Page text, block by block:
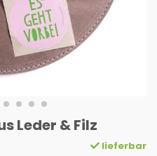
Leder & Filz
lieferbar